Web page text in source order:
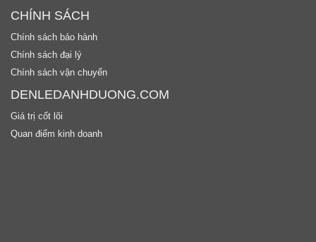
CHÍNH SÁCH
Chính sách bảo hành
Chính sách đại lý
Chính sách vận chuyển
DENLEDANHDUONG.COM
Giá trị cốt lõi
Quan điểm kinh doanh